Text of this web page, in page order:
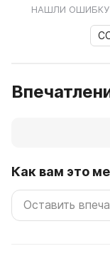
НАШЛИ ОШИБКУ
Как вам это